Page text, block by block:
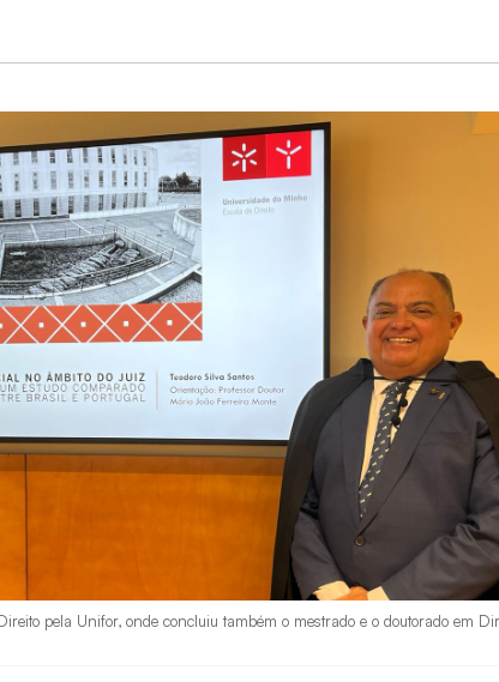
pela Unifor, onde concluiu também o mestrado e o doutorado em